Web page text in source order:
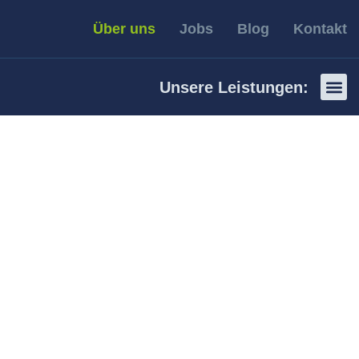
Über uns Jobs Blog Kontakt
Unsere Leistungen: